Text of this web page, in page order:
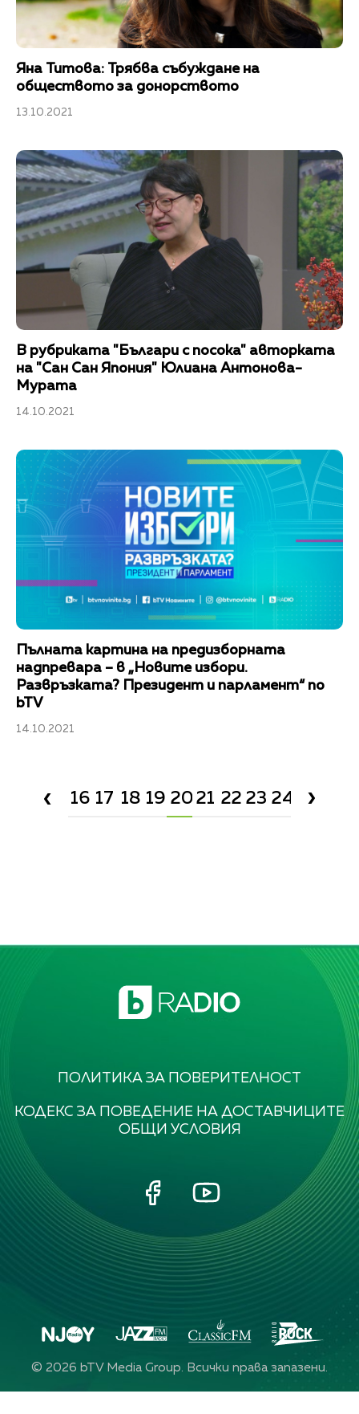
Яна Титова: Трябва събуждане на
обществото за донорството
13.10.2021
В рубриката "Българи с посока" авторката
на "Сан Сан Япония" Юлиана Антонова-
Мурата
14.10.2021
Пълната картина на предизборната
надпревара – в „Новите избори.
Развръзката? Президент и парламент“ по
bTV
14.10.2021
‹ 16 17 18 19 20 21 22 23 24 ›
ПОЛИТИКА ЗА ПОВЕРИТЕЛНОСТ
КОДЕКС ЗА ПОВЕДЕНИЕ НА ДОСТАВЧИЦИТЕ
ОБЩИ УСЛОВИЯ
© 2026 bTV Media Group. Всички права запазени.